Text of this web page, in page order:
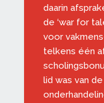
daarin
de ‘war for
voor
telkens één
lid was van